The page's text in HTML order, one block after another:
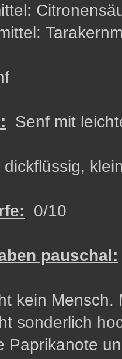
Senf mit
dickflüssig,
0/10
pauschal:
kein Mensch.
sonderlich
Paprikanote